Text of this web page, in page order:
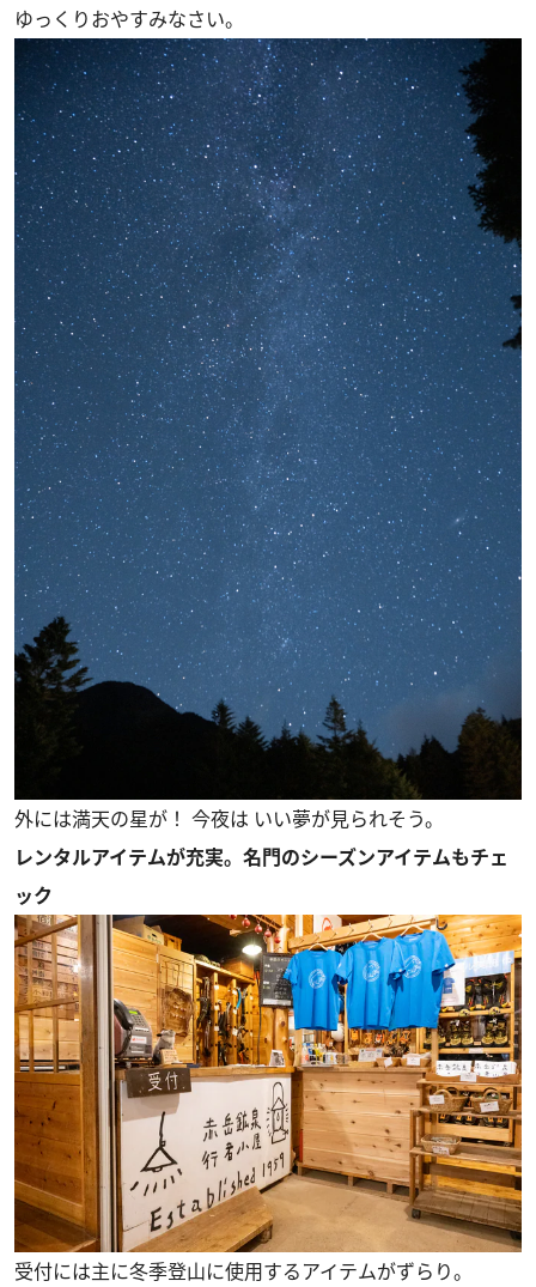
ゆっくりおやすみなさい。
外には満天の星が！ 今夜は いい夢が見られそう。
レンタルアイテムが充実。名門のシーズンアイテムもチェ
ック
受付には主に冬季登山に使用するアイテムがずらり。